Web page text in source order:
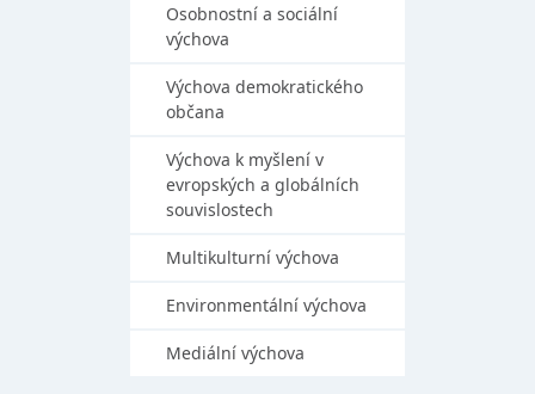
Osobnostní a sociální
výchova
Výchova demokratického
občana
Výchova k myšlení v
evropských a globálních
souvislostech
Multikulturní výchova
Environmentální výchova
Mediální výchova